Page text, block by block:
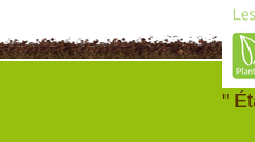
"